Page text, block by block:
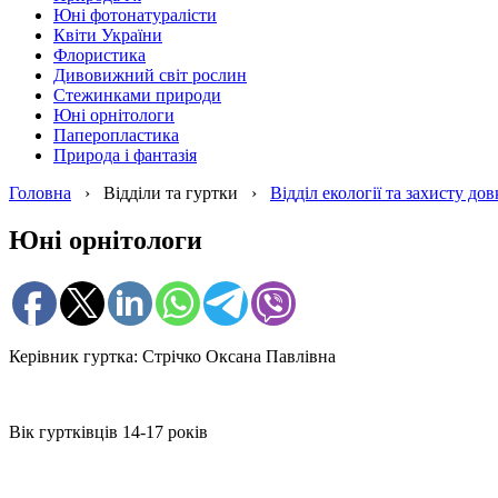
Юні фотонатуралісти
Квіти України
Флористика
Дивовижний світ рослин
Стежинками природи
Юні орнітологи
Паперопластика
Природа і фантазія
Головна › Відділи та гуртки › Відділ екології та захисту
Юні орнітологи
Керівник гуртка: Стрічко Оксана Павлівна
Вік гуртківців 14-17 років